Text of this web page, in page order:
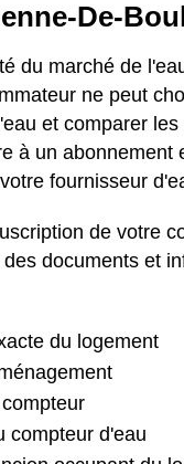
De-
du marché de
ne peut
et comparer
à un abonnement
fournisseur
de votre
documents et
du logement
compteur d'eau